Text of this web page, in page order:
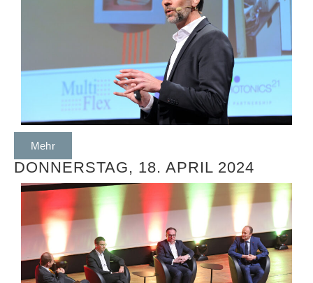
Mehr
DONNERSTAG, 18. APRIL 2024